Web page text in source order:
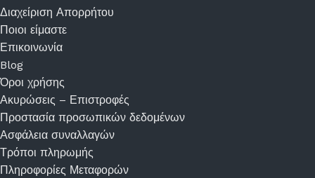
Διαχείριση Απορρήτου
Ποιοι είμαστε
Επικοινωνία
Blog
Όροι χρήσης
Ακυρώσεις – Επιστροφές
Προστασία προσωπικών δεδομένων
Ασφάλεια συναλλαγών
Τρόποι πληρωμής
Πληροφορίες Μεταφορών